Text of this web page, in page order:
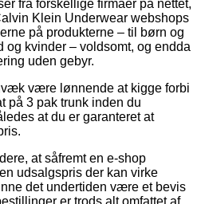
fra forskellige firmaer på nettet,
Klein Underwear webshops
på produkterne – til børn og
og kvinder – voldsomt, og endda
uden gebyr.
være lønnende at kigge forbi
på 3 pak trunk inden du
at du er garanteret at
at såfremt en e-shop
udsalgspris der kan virke
det undertiden være et bevis
er trods alt omfattet af